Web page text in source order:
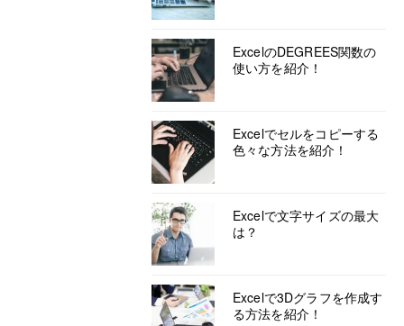
ExcelのDEGREES関数の
使い方を紹介！
Excelでセルをコピーする
色々な方法を紹介！
Excelで文字サイズの最大
は？
Excelで3Dグラフを作成す
る方法を紹介！